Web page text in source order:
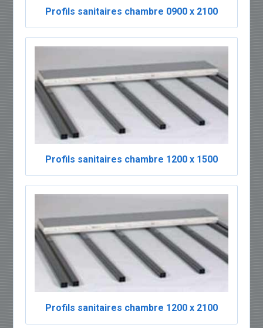
Profils sanitaires chambre 0900 x 2100
Profils sanitaires chambre 1200 x 1500
Profils sanitaires chambre 1200 x 2100